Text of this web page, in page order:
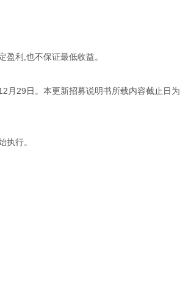
利,也不保证最低收益。
月29日。本更新招募说明书所载内容截止日为
执行。